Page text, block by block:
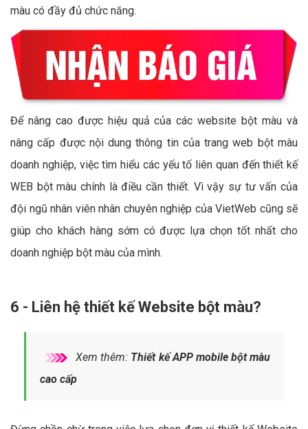
màu có đầy đủ chức năng.
Để nâng cao được hiệu quả của các website bột màu và
nâng cấp được nội dung thông tin của trang web bột màu
doanh nghiệp, việc tìm hiểu các yếu tố liên quan đến thiết kế
WEB bột màu chính là điều cần thiết. Vì vậy sự tư vấn của
đội ngũ nhân viên nhân chuyên nghiệp của VietWeb cũng sẽ
giúp cho khách hàng sớm có được lựa chọn tốt nhất cho
doanh nghiệp bột màu của mình.
6 - Liên hệ thiết kế Website bột màu?
Xem thêm: Thiết kế APP mobile bột màu
cao cấp